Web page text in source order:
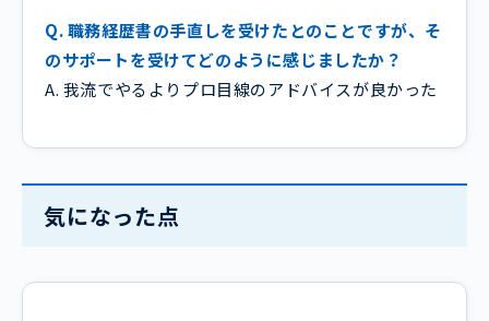
Q. 職務経歴書の手直しを受けたとのことですが、そ
のサポートを受けてどのように感じましたか？
A. 我流でやるよりプロ目線のアドバイスが良かった
気になった点